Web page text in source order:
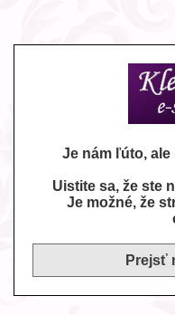
Je nám ľúto,
Uistite sa, že ste
Je možné, že
Prejsť